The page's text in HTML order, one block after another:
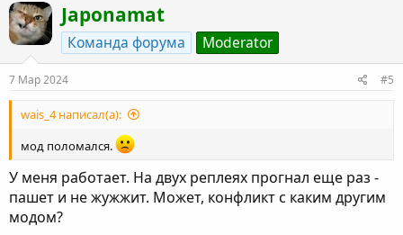
Japonamat
Команда форума Moderator
7 Мар 2024 #5
wais_4 написал(а):
мод поломался.
У меня работает. На двух реплеях прогнал еще раз -
пашет и не жужжит. Может, конфликт с каким другим
модом?